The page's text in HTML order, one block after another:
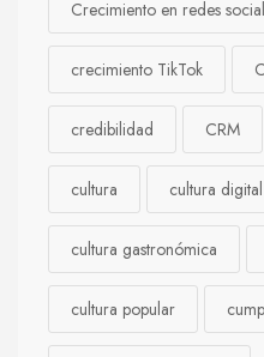
Crecimiento en redes
crecimiento TikTok
credibilidad CRM
cultura cultura digital
cultura gastronómica
cultura popular